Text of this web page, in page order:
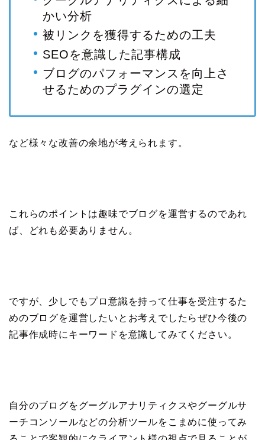
かい分析
被リンクを獲得するための工夫
SEOを意識した記事構成
ブログのパフォーマンスを向上さ
せるためのプラグインの選定
など様々な改善の余地が考えられます。
これらのポイントは趣味でブログを運営するのであれ
ば、どれも必要ありません。
ですが、少しでもプロ意識を持って仕事を受注するた
めのブログを運営したいとお考えでしたらぜひ今後の
記事作成時にキーワードを意識してみてください。
自分のブログをグーグルアナリティクスやグーグルサ
ーチコンソールなどの分析ツールをこまめに使ってみ